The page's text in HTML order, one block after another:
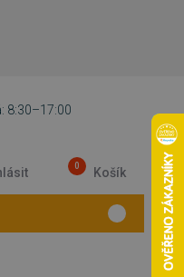
8:30–17:00
0 Košík